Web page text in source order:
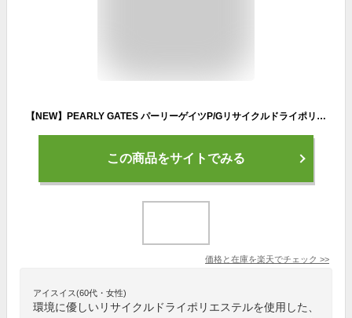
【NEW】PEARLY GATES パーリーゲイツP/Gリサイクルドライポリエステル メンズリバーシブルVネックベスト053-3173101/23A
この商品をサイトでみる
価格と在庫を楽天でチェック >>
アイスイス(60代・女性)
環境に優しいリサイクルドライポリエステルを使用した、